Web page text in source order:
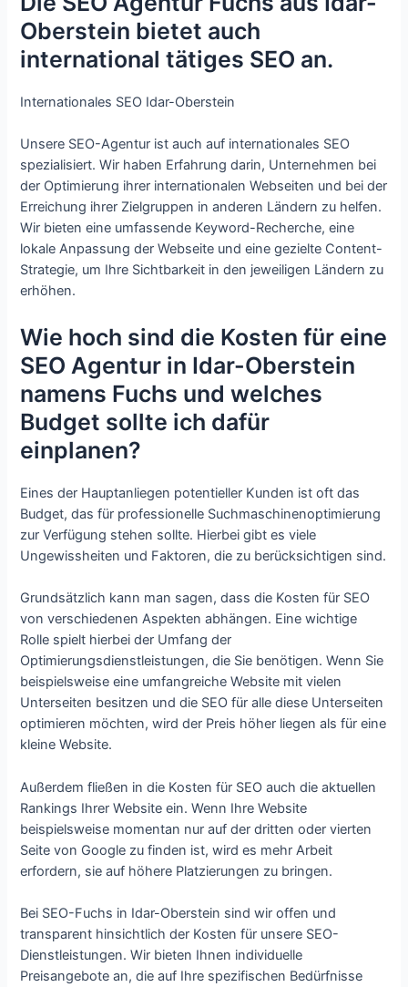
Oberstein bietet auch
international tätiges SEO an.
Internationales SEO Idar-Oberstein
Unsere SEO-Agentur ist auch auf internationales SEO
spezialisiert. Wir haben Erfahrung darin, Unternehmen bei
der Optimierung ihrer internationalen Webseiten und bei der
Erreichung ihrer Zielgruppen in anderen Ländern zu helfen.
Wir bieten eine umfassende Keyword-Recherche, eine
lokale Anpassung der Webseite und eine gezielte Content-
Strategie, um Ihre Sichtbarkeit in den jeweiligen Ländern zu
erhöhen.
Wie hoch sind die Kosten für eine
SEO Agentur in Idar-Oberstein
namens Fuchs und welches
Budget sollte ich dafür
einplanen?
Eines der Hauptanliegen potentieller Kunden ist oft das
Budget, das für professionelle Suchmaschinenoptimierung
zur Verfügung stehen sollte. Hierbei gibt es viele
Ungewissheiten und Faktoren, die zu berücksichtigen sind.
Grundsätzlich kann man sagen, dass die Kosten für SEO
von verschiedenen Aspekten abhängen. Eine wichtige
Rolle spielt hierbei der Umfang der
Optimierungsdienstleistungen, die Sie benötigen. Wenn Sie
beispielsweise eine umfangreiche Website mit vielen
Unterseiten besitzen und die SEO für alle diese Unterseiten
optimieren möchten, wird der Preis höher liegen als für eine
kleine Website.
Außerdem fließen in die Kosten für SEO auch die aktuellen
Rankings Ihrer Website ein. Wenn Ihre Website
beispielsweise momentan nur auf der dritten oder vierten
Seite von Google zu finden ist, wird es mehr Arbeit
erfordern, sie auf höhere Platzierungen zu bringen.
Bei SEO-Fuchs in Idar-Oberstein sind wir offen und
transparent hinsichtlich der Kosten für unsere SEO-
Dienstleistungen. Wir bieten Ihnen individuelle
Preisangebote an, die auf Ihre spezifischen Bedürfnisse